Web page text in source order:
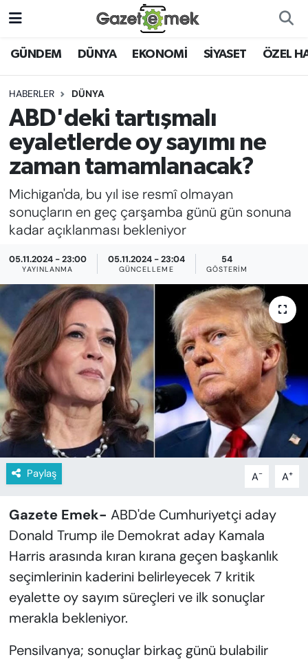
GÜNDEM DÜNYA EKONOMİ SİYASET ÖZEL
HABERLER DÜNYA
ABD'deki tartışmalı
eyaletlerde oy sayımı ne
zaman tamamlanacak?
Michigan'da, bu yıl ise resmî olmayan
sonuçların en geç çarşamba günü gün sonuna
kadar açıklanması bekleniyor
05.11.2024 - 23:00
YAYINLANMA
05.11.2024 - 23:04
GÜNCELLEME
54
GÖSTERIM
Paylaş A- A+
Gazete Emek- ABD'de Cumhuriyetçi aday
Donald Trump ile Demokrat aday Kamala
Harris arasında kıran kırana geçen başkanlık
seçimlerinin kaderini belirleyecek 7 kritik
eyalette oy sayım süreçleri ve ilk sonuçlar
merakla bekleniyor.
Pensilvanya; sonuçlar birkaç günü bulabilir
DÜNYA
EKONOMİ
EMEK HABERLERİ
YENİ MEDYADA EMEK
GAZETECİLİĞİNİ GELİŞTİRMEK
FAYDALI BİLGİLER
KADIN
SAĞLIK
SPOR
KÜLTÜR-SANAT
MAGAZİN
YAZAR KÖŞESİ
SİYASET
VAN VE DİYARBAKIR HABERLERİ
Nöbetçi Eczaneler
Hava Durumu
İstanbul Namaz Vakitleri
Trafik Durumu
Süper Lig Puan Durumu ve Fikstür
Tüm Manşetler
Son Dakika Haberleri
Haber Arşivi